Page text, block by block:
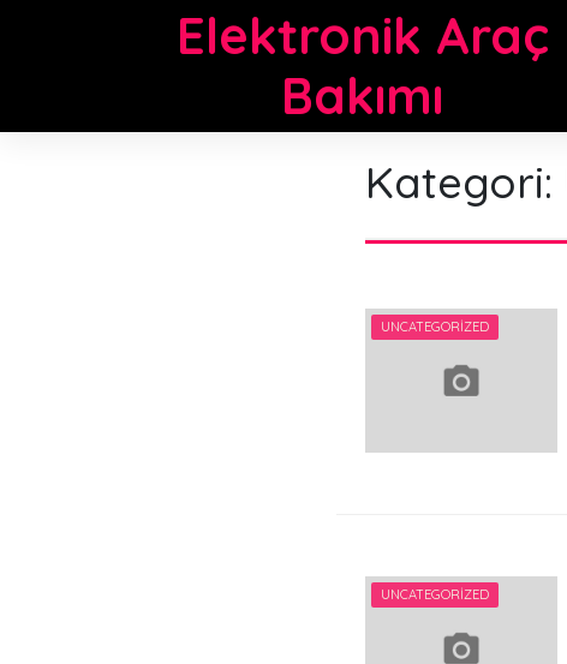
Elektronik Araç
Bakımı
Kategori:
UNCATEGORIZED
UNCATEGORIZED